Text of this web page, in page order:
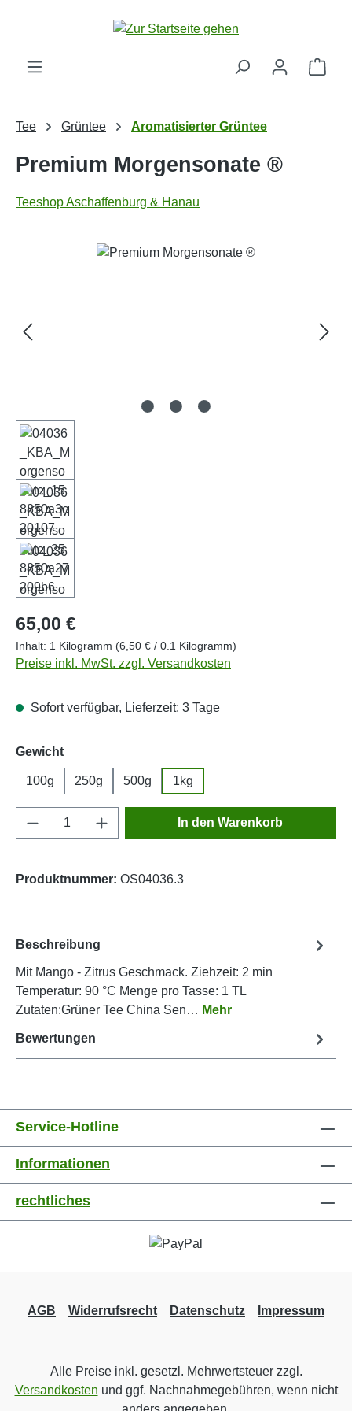
Zum Hauptinhalt springen
Tee Grüntee Aromatisierter Grüntee
Premium Morgensonate ®
Teeshop Aschaffenburg & Hanau
Bildergalerie überspringen
Regulärer Preis:
65,00 €
Inhalt: 1 Kilogramm (6,50 € / 0.1 Kilogramm)
Preise inkl. MwSt. zzgl. Versandkosten
Sofort verfügbar, Lieferzeit: 3 Tage
Gewichtauswählen
100g 250g 500g 1kg
Produkt Anzahl: Gib den gewünschten
In den Warenkorb
Produktnummer: OS04036.3
Beschreibung
Mit Mango - Zitrus Geschmack. Ziehzeit: 2 min
Temperatur: 90 °C Menge pro Tasse: 1 TL
Zutaten:Grüner Tee China Sen… Mehr
Bewertungen
Service-Hotline
Informationen
rechtliches
AGB Widerrufsrecht Datenschutz Impressum
Alle Preise inkl. gesetzl. Mehrwertsteuer zzgl.
Versandkosten und ggf. Nachnahmegebühren, wenn nicht